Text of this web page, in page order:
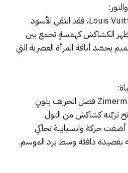
أما في “لويس فويتون” Louis Vuitton، فقد التقى الأسود
لتظهر الكشاكش كهمسةٍ تجمع بين
يجسّد أناقة المرأة العصرية التي
وقعت دار “زيميرمان” Zimermann فصل الخريف بلونٍ
تزيّنه كشاكش من التول
أضفت حركة وانسيابية تحاكي
بقصيدة دافئة وسط برد الموسم.